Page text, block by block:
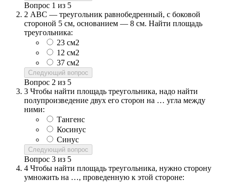
Вопрос 1 из 5
2 АВС — треугольник равнобедренный, с боковой
стороной 5 см, основанием — 8 см. Найти площадь
треугольника:
23 см2
12 см2
37 см2
Следующий вопрос
Вопрос 2 из 5
3 Чтобы найти площадь треугольника, надо найти
полупроизведение двух его сторон на … угла между
ними:
Тангенс
Косинус
Синус
Следующий вопрос
Вопрос 3 из 5
4 Чтобы найти площадь треугольника, нужно сторону
умножить на …, проведенную к этой стороне: